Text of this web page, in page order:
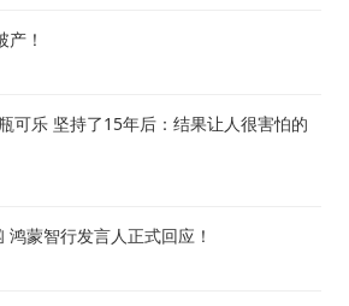
！
可乐 坚持了15年后：结果让人很害怕的
鸿蒙智行发言人正式回应！